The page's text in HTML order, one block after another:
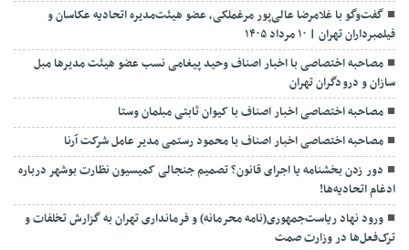
گفت‌وگو با غلامرضا عالی‌پور مرغملکی، عضو هیئت‌مدیره اتحادیه عکاسان و
فیلمبرداران تهران | ۱۰ مرداد ۱۴۰۵
مصاحبه اختصاصی با اخبار اصناف وحید پیغامی نسب عضو هیئت مدیرها مبل
سازان و درودگران تهران
مصاحبه اختصاصی اخبار اصناف با کیوان ثابتی مبلمان وستا
مصاحبه اختصاصی اخبار اصناف با محمود رستمی مدیر عامل شرکت آرنا
دور زدن بخشنامه یا اجرای قانون؟ تصمیم جنجالی کمیسیون نظارت بوشهر درباره
ادغام اتحادیه‌ها!
ورود نهاد ریاست‌جمهوری(نامه محرمانه) و فرمانداری تهران به گزارش تخلفات و
ترک‌فعل‌ها در وزارت صمت